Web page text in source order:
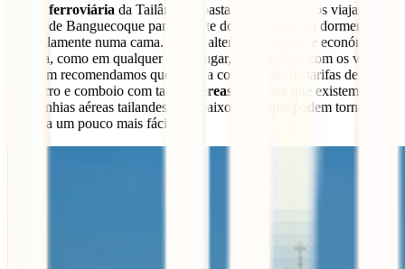
ferroviária da Tailândia é bastante boa, e muitos viajantes
viajam de Banguecoque para o norte do país enquanto dormem
tranquilamente numa cama. É uma alternativa segura e económica,
embora, como em qualquer outro lugar, tem cuidado com os valores.
Também recomendamos que faças a comparação de tarifas de
autocarro e comboio com tarifas
aéreas
, uma vez que existem várias
companhias aéreas tailandesas de baixo custo que podem tornar a
tua vida um pouco mais fácil.